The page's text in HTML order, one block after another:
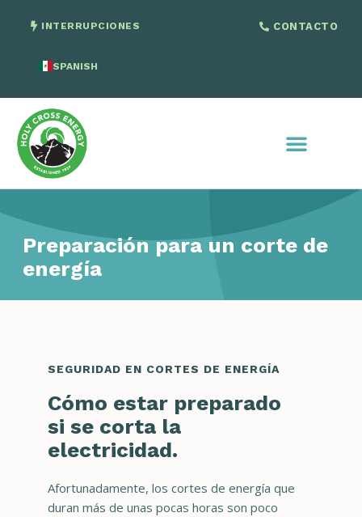
INTERRUPCIONES CONTACTO
SPANISH
Preparación para un corte de
energía
SEGURIDAD EN CORTES DE ENERGÍA
Cómo estar preparado
si se corta la
electricidad.
Afortunadamente, los cortes de energía que
duran más de unas pocas horas son poco